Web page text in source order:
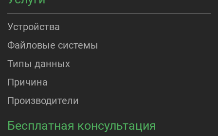
Устройства
Файловые системы
Типы данных
Причина
Производители
Бесплатная консультация